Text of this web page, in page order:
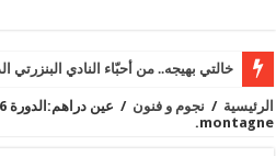
خالتي بهيجه.. من أحبّاء النادي البنزرتي
سيدي بوزيد – بالمرصاد نيوز: بلدية
الرئيسية / نجوم و فنون /
montagne.